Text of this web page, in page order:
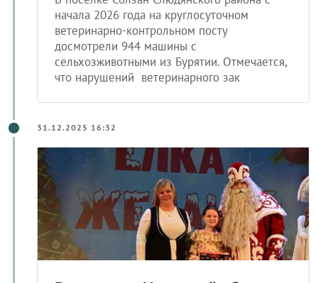
В поселке Солзан Слюдянского района с
начала 2026 года на круглосуточном
ветеринарно-контрольном посту
досмотрели 944 машины с
сельхозживотными из Бурятии. Отмечается,